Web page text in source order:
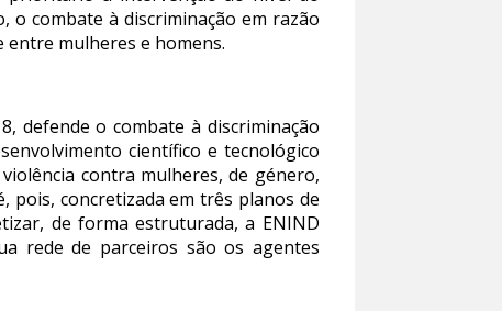
o combate à discriminação em razão
entre mulheres e homens.
defende o combate à discriminação
científico e tecnológico
contra mulheres, de género,
pois, concretizada em três planos de
de forma estruturada, a ENIND
rede de parceiros são os agentes